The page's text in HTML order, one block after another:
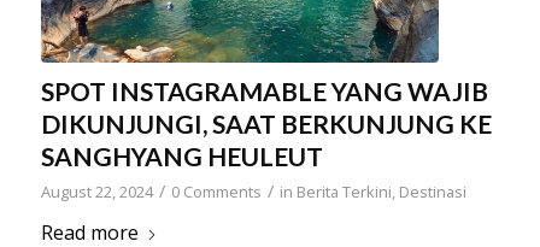
SPOT INSTAGRAMABLE YANG WAJIB
DIKUNJUNGI, SAAT BERKUNJUNG KE
SANGHYANG HEULEUT
August 22, 2024 / 0 Comments / in Berita Terkini, Destinasi
Read more